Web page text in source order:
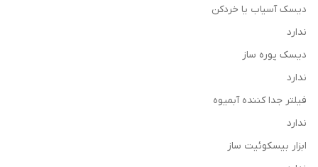
دیسک آسیاب یا خردکن
ندارد
دیسک پوره ساز
ندارد
فیلتر جدا کننده آبمیوه
ندارد
ابزار بیسکوئیت ساز